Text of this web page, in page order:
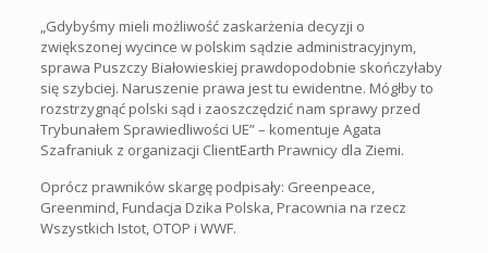
„Gdybyśmy mieli możliwość zaskarżenia decyzji o
zwiększonej wycince w polskim sądzie administracyjnym,
sprawa Puszczy Białowieskiej prawdopodobnie skończyłaby
się szybciej. Naruszenie prawa jest tu ewidentne. Mógłby to
rozstrzygnąć polski sąd i zaoszczędzić nam sprawy przed
Trybunałem Sprawiedliwości UE” – komentuje Agata
Szafraniuk z organizacji ClientEarth Prawnicy dla Ziemi.
Oprócz prawników skargę podpisały: Greenpeace,
Greenmind, Fundacja Dzika Polska, Pracownia na rzecz
Wszystkich Istot, OTOP i WWF.